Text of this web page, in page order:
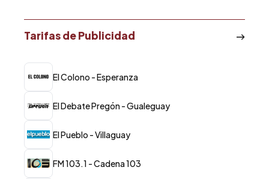
Tarifas de Publicidad
El Colono - Esperanza
El Debate Pregón - Gualeguay
El Pueblo - Villaguay
FM 103.1 - Cadena 103